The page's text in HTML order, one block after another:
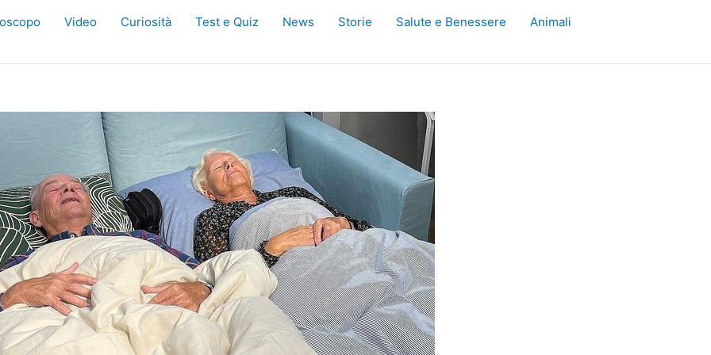
Video Curiosità Test e Quiz News Storie Salute e Benessere
Animali